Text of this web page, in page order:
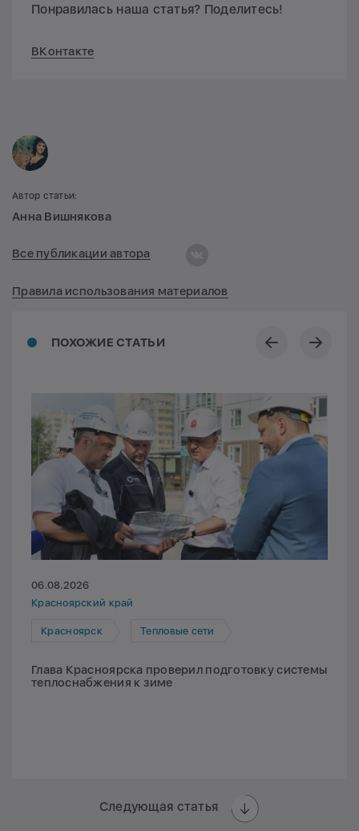
Понравилась наша статья? Поделитесь!
ВКонтакте
ПОХОЖИЕ СТАТЬИ
06.08.2026
Красноярский край
Красноярск Тепловые сети
Глава Красноярска проверил подготовку системы
теплоснабжения к зиме
Следующая статья
Автор статьи:
Анна Вишнякова
Все публикации автора
Правила использования материалов